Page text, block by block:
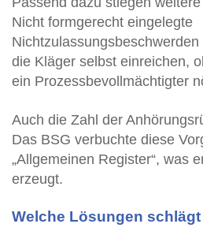
Nicht formgerecht eingelegte
die Kläger selbst einreichen,
ein Prozessbevollmächtigter
Auch die Zahl der
Das BSG verbuchte diese
„Allgemeinen Register“, was
erzeugt.
Welche Lösungen